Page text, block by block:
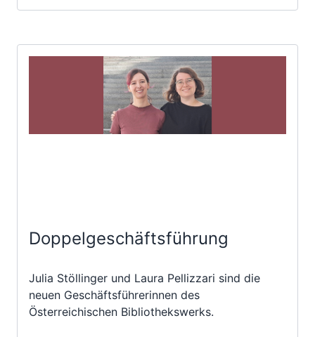
Doppelgeschäftsführung
Julia Stöllinger und Laura Pellizzari sind die
neuen Geschäftsführerinnen des
Österreichischen Bibliothekswerks.